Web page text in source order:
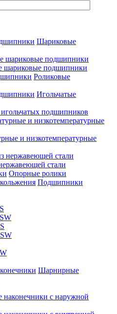
Шариковые
шариковые подшипники
шариковые подшипники
Роликовые
Игольчатые
подшипников
и низкотемпературные
стали
Опорные ролики
Подшипники
Шарнирные
с наружной